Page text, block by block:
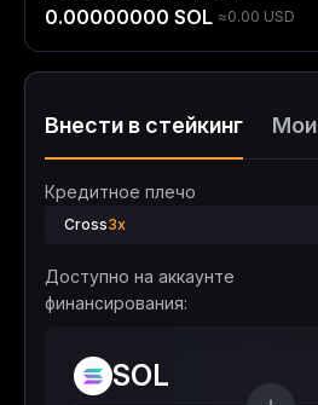
0.00000000 SOL ≈0.00 USD
Внести в стейкинг Мои
Кредитное плечо
Cross3x
Доступно на аккаунте
финансирования:
SOL